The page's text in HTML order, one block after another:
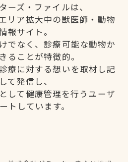
ーズ・ファイルは、
リア拡大中の獣医師・動物
報サイト。
でなく、診療可能な動物か
ることが特徴的。
療に対する想いを取材し記
て発信し、
して健康管理を行うユーザ
トしています。